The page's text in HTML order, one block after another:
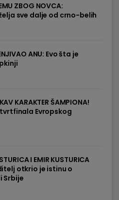
ZBOG NOVCA:
sve dalje od crno-belih
ANU: Evo šta je
KARAKTER ŠAMPIONA!
Evropskog
I EMIR KUSTURICA
otkrio je istinu o
Srbije